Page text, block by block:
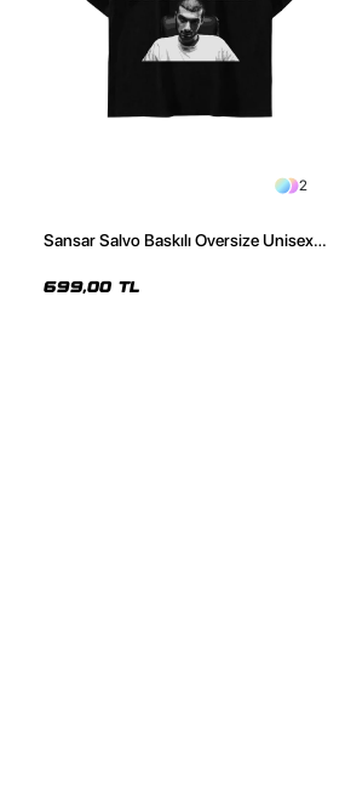
2
Sansar Salvo Baskılı Oversize Unisex
699,00 TL